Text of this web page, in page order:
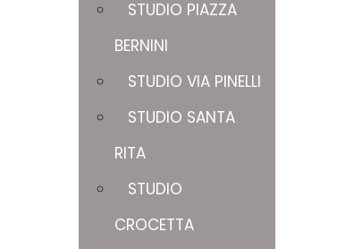
STUDIO PIAZZA
BERNINI
STUDIO VIA PINELLI
STUDIO SANTA
RITA
STUDIO
CROCETTA